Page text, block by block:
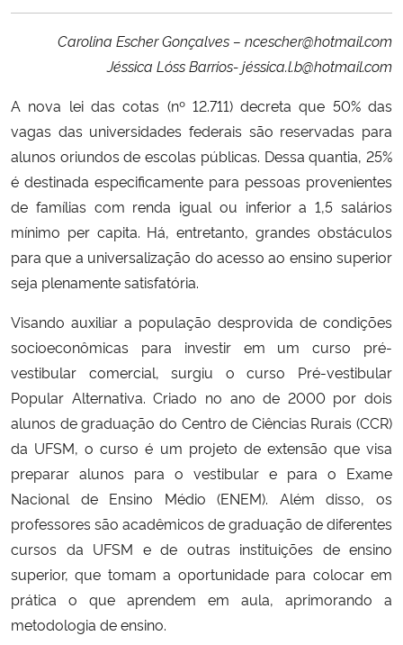
Ministério da Cidadania
Ministério de Minas e Energia
Ministério da Ciência, Tecnologia, Inovações e Comunicações
Ministério do Meio Ambiente
Ministério do Turismo
Controladoria-Geral da União
Ministério da Mulher, da Família e dos Direitos Humanos
Secretaria-Geral
Secretaria de Governo
Advocacia-Geral da União
Banco Central do Brasil
Carolina Escher Gonçalves – ncescher@hotmail.com
Jéssica Lóss Barrios- jéssica.l.b@hotmail.com
A nova lei das cotas (nº 12.711) decreta que 50% das
vagas das universidades federais são reservadas para
alunos oriundos de escolas públicas. Dessa quantia, 25%
é destinada especificamente para pessoas provenientes
de famílias com renda igual ou inferior a 1,5 salários
mínimo per capita. Há, entretanto, grandes obstáculos
para que a universalização do acesso ao ensino superior
seja plenamente satisfatória.
Visando auxiliar a população desprovida de condições
socioeconômicas para investir em um curso pré-
vestibular comercial, surgiu o curso Pré-vestibular
Popular Alternativa. Criado no ano de 2000 por dois
alunos de graduação do Centro de Ciências Rurais (CCR)
da UFSM, o curso é um projeto de extensão que visa
preparar alunos para o vestibular e para o Exame
Nacional de Ensino Médio (ENEM). Além disso, os
professores são acadêmicos de graduação de diferentes
cursos da UFSM e de outras instituições de ensino
superior, que tomam a oportunidade para colocar em
prática o que aprendem em aula, aprimorando a
metodologia de ensino.